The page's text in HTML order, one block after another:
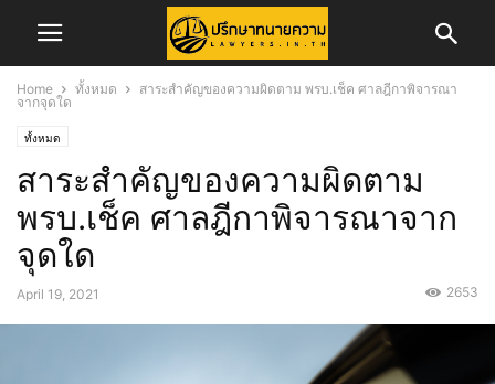
Home ทั้งหมด
สาระสำคัญของความผิดตาม พรบ.เช็ค ศาลฎีกาพิจารณา
จากจุดใด
ทั้งหมด
สาระสำคัญของความผิดตาม
พรบ.เช็ค ศาลฎีกาพิจารณาจาก
จุดใด
April 19, 2021 2653